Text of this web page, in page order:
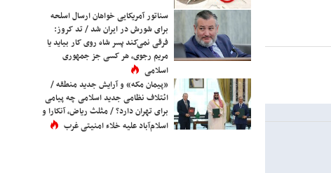
سناتور آمریکایی خواهان ارسال اسلحه
برای شورش در ایران شد / تد کروز:
فرقی نمی‌کند پسر شاه روی کار بیاید یا
مریم رجوی، هر کسی جز جمهوری
اسلامی
«پیمان مکه» و آرایش جدید منطقه /
ائتلاف نظامی جدید اسلامی چه پیامی
برای تهران دارد؟ / مثلث ریاض، آنکارا و
اسلام‌آباد علیه خلاء امنیتی غرب